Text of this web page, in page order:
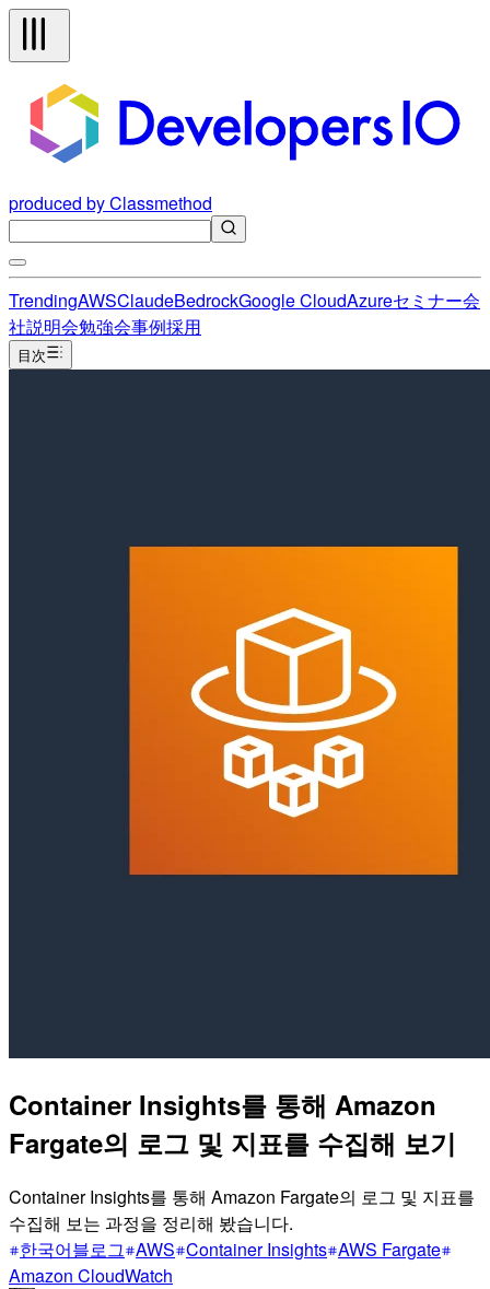
produced by Classmethod
TrendingAWSClaudeBedrockGoogle CloudAzureセミナー会
社説明会勉強会事例採用
目次
Container Insights를 통해 Amazon
Fargate의 로그 및 지표를 수집해 보기
Container Insights를 통해 Amazon Fargate의 로그 및 지표를
수집해 보는 과정을 정리해 봤습니다.
한국어블로그 AWS Container Insights AWS Fargate
Amazon CloudWatch